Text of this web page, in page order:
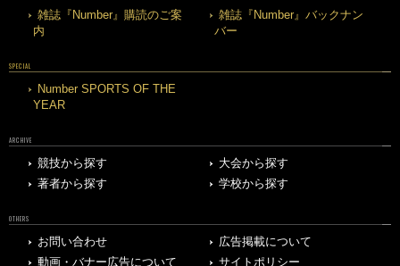
雑誌『Number』購読のご案
内
雑誌『Number』バックナン
バー
SPECIAL
Number SPORTS OF THE
YEAR
ARCHIVE
競技から探す
大会から探す
著者から探す
学校から探す
OTHERS
お問い合わせ
広告掲載について
動画・バナー広告について
サイトポリシー